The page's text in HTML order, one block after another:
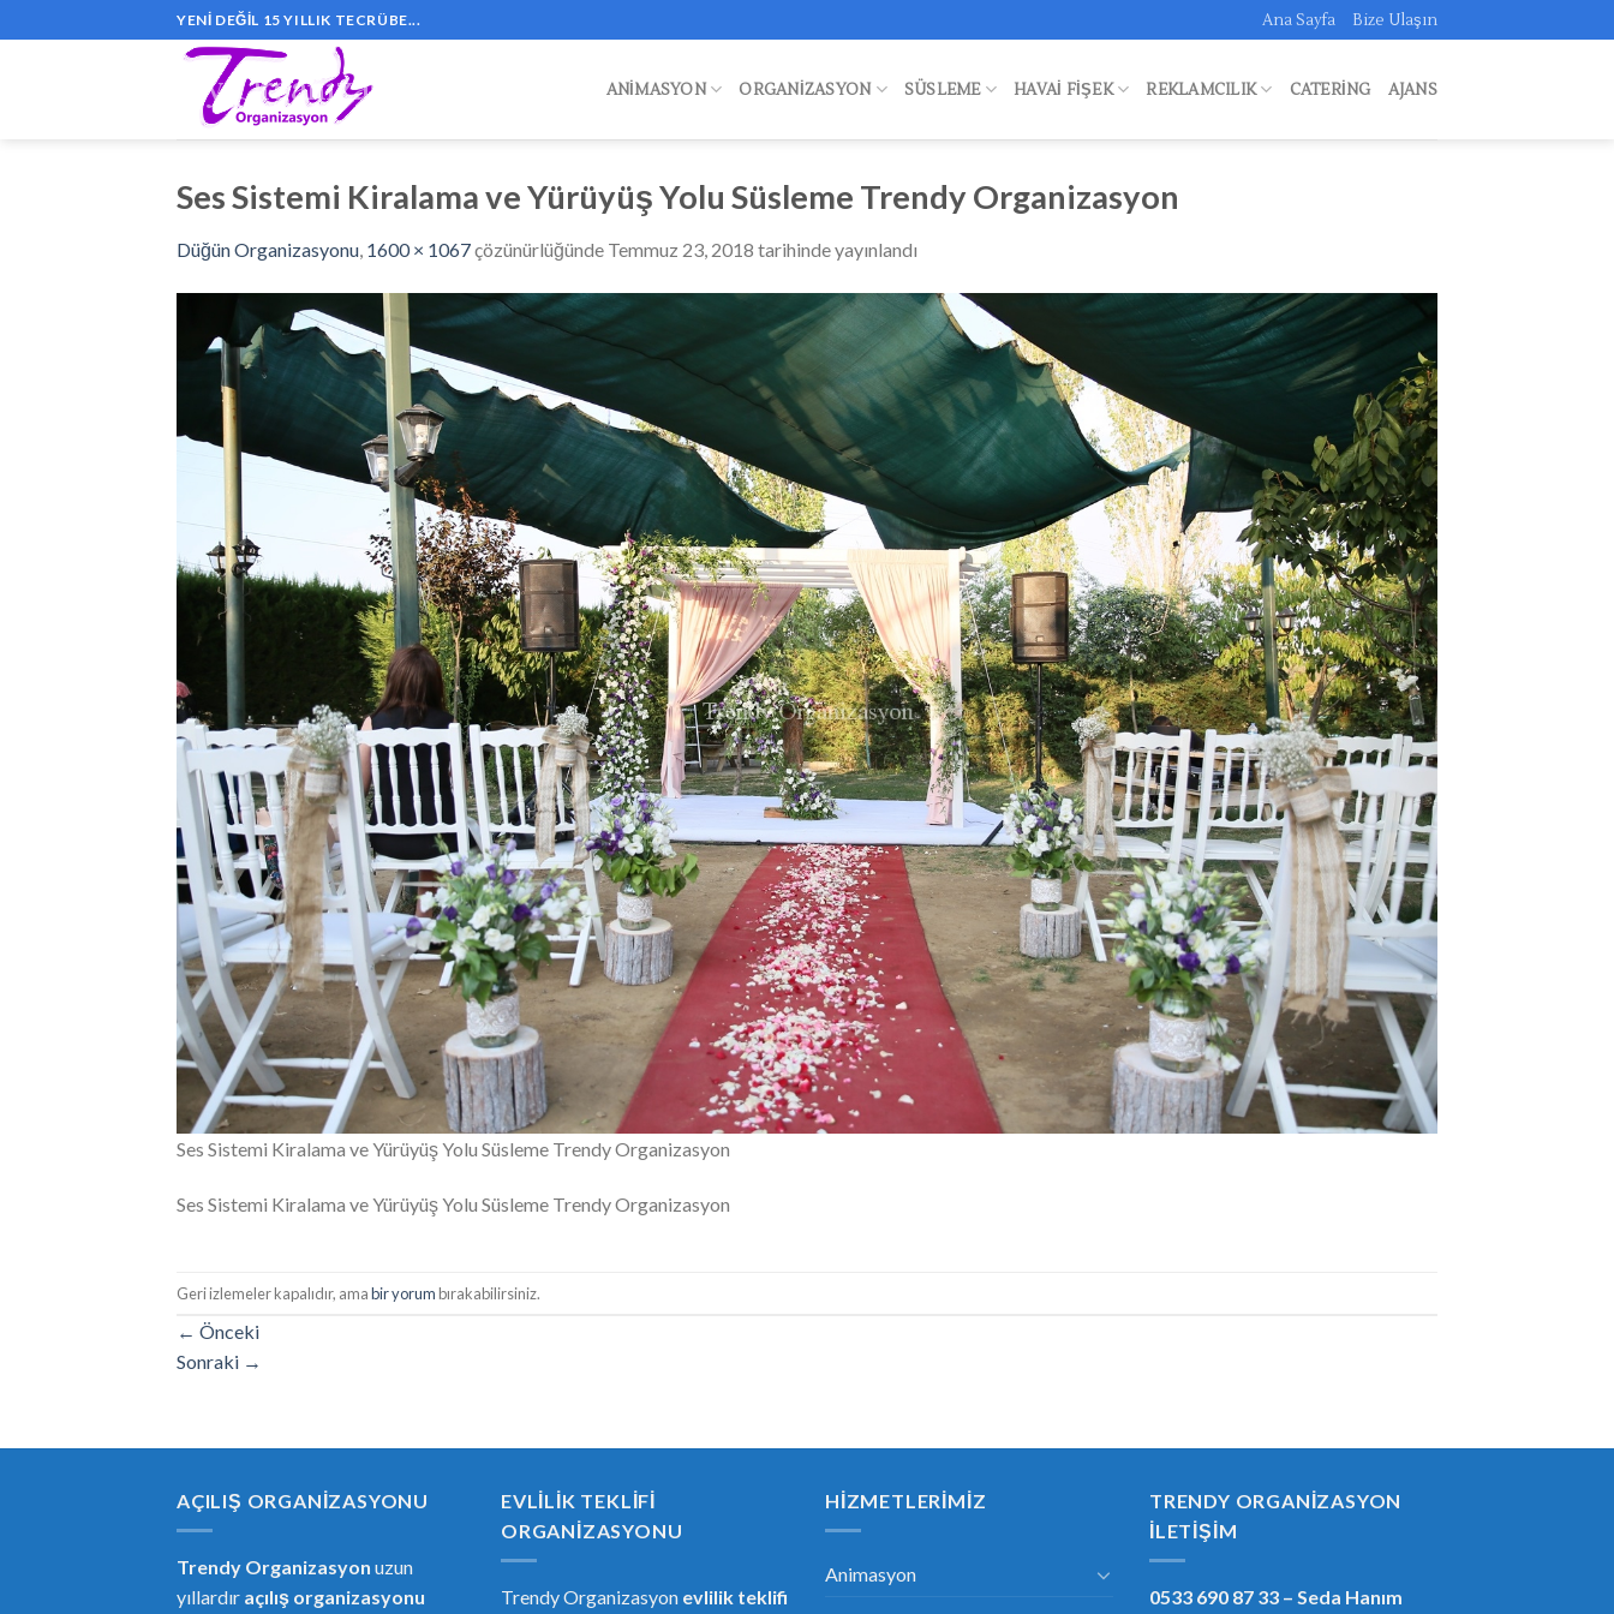
to
YENI DEĞIL 15 YILLIK TECRÜBE... Ana Sayfa Bize Ulaşın
ANIMASYON ORGANIZASYON SÜSLEME HAVAI FIŞEK REKLAMCILIK CATERING AJANS
Ses Sistemi Kiralama ve Yürüyüş Yolu Süsleme Trendy Organizasyon
Düğün Organizasyonu 1600 × 1067çözünürlüğünde Temmuz 23, 2018 tarihinde yayınlandı
Ses Sistemi Kiralama ve Yürüyüş Yolu Süsleme Trendy Organizasyon
Ses Sistemi Kiralama ve Yürüyüş Yolu Süsleme Trendy Organizasyon
Geri izlemeler kapalıdır, amabir yorumbırakabilirsiniz.
← Önceki
Sonraki →
AÇILIŞ ORGANIZASYONU
Trendy Organizasyon uzun
yıllardır açılış organizasyonu
EVLILIK TEKLIFI
ORGANIZASYONU
Trendy Organizasyon evlilik teklifi
HIZMETLERIMIZ
Animasyon
TRENDY ORGANIZASYON
İLETIŞIM
0533 690 87 33 – Seda Hanım